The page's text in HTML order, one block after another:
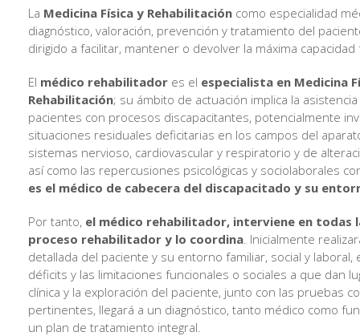
La Medicina Física y Rehabilitación como especialidad
diagnóstico, valoración, prevención y tratamiento del
dirigido a facilitar, mantener o devolver la máxima
El médico rehabilitador es el especialista en Medicina
Rehabilitación; su ámbito de actuación implica la
pacientes con procesos discapacitantes, potencialmente
situaciones residuales deficitarias en los campos del
sistemas nervioso, cardiovascular y respiratorio y de
así como las repercusiones psicológicas y sociolaborales
es el médico de cabecera del discapacitado y su
Por tanto, el médico rehabilitador, interviene en todas
proceso rehabilitador y lo coordina . Inicialmente
detallada del paciente y su entorno familiar, social y laboral,
déficits y las limitaciones funcionales o sociales a que dan
clínica y la exploración del paciente, junto con las pruebas
pertinentes, llegará a un diagnóstico, tanto médico como
un plan de tratamiento integral.